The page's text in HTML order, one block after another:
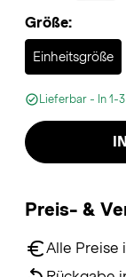
Größe:
Einheitsgröße
Lieferbar - In 1-
Preis- &
Alle Preise